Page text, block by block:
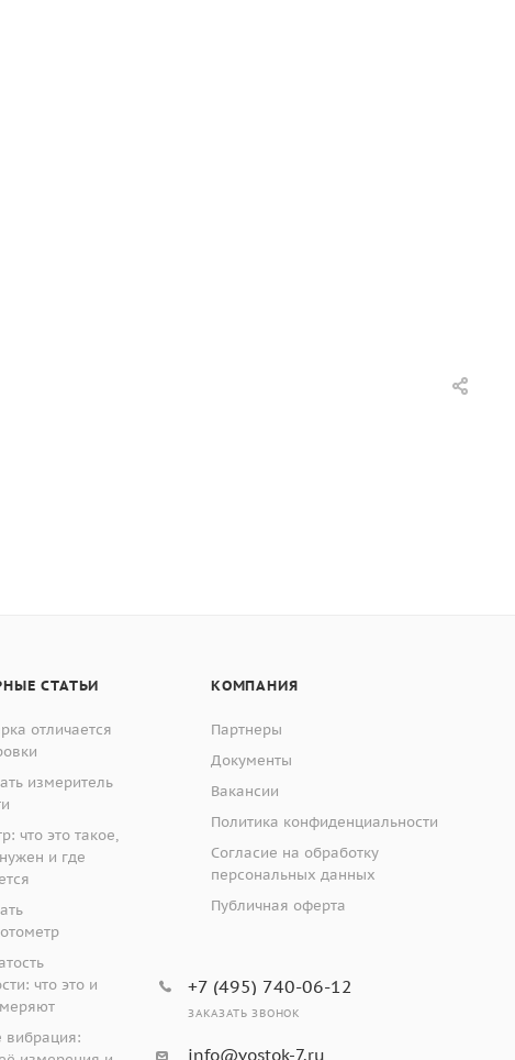
СТАТЬИ
отличается
измеритель
что это такое,
и где
что это и
вибрация:
КОМПАНИЯ
Партнеры
Документы
Вакансии
Политика конфиденциальности
Согласие на обработку
персональных данных
Публичная оферта
+7 (495) 740-06-12
ЗАКАЗАТЬ ЗВОНОК
info@vostok-7.ru